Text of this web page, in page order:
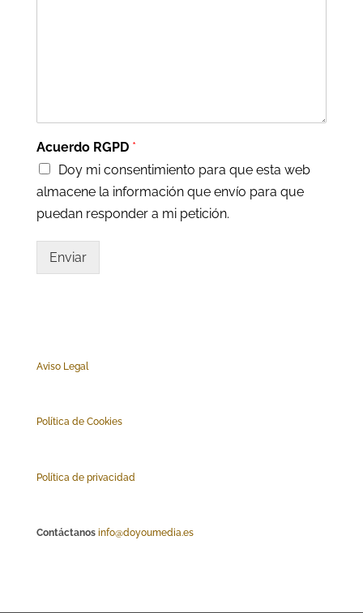
Acuerdo RGPD *
Doy mi consentimiento para que esta web
almacene la información que envío para que
puedan responder a mi petición.
Enviar
Aviso Legal
Política de Cookies
Política de privacidad
Contáctanos info@doyoumedia.es